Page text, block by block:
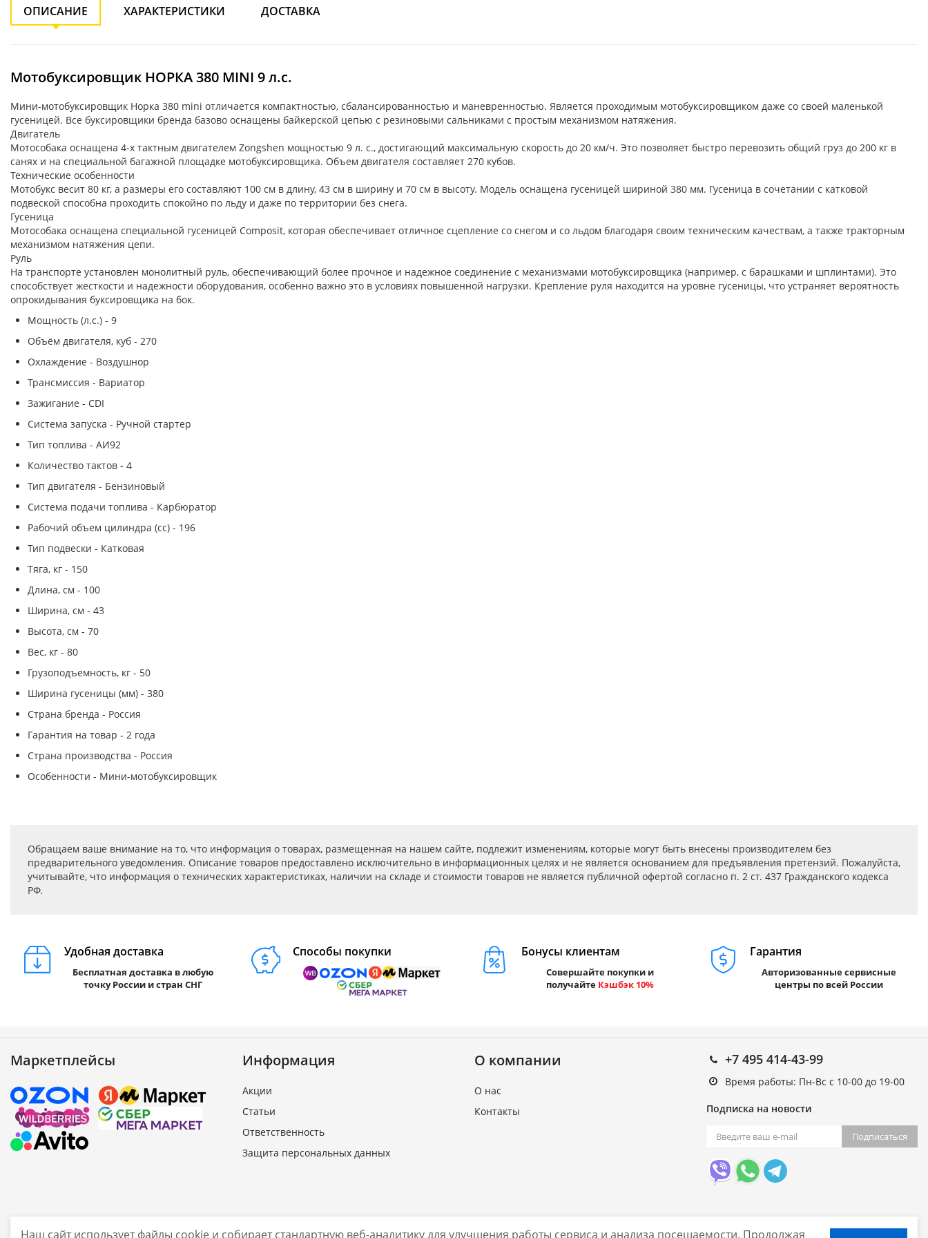
ОПИСАНИЕ ХАРАКТЕРИСТИКИ ДОСТАВКА
Мотобуксировщик НОРКА 380 MINI 9 л.с.
Мини-мотобуксировщик Норка 380 mini отличается компактностью, сбалансированностью и маневренностью. Является проходимым мотобуксировщиком даже со своей маленькой
гусеницей. Все буксировщики бренда базово оснащены байкерской цепью с резиновыми сальниками с простым механизмом натяжения.
Двигатель
Мотособака оснащена 4-х тактным двигателем Zongshen мощностью 9 л. с., достигающий максимальную скорость до 20 км/ч. Это позволяет быстро перевозить общий груз до 200 кг в
санях и на специальной багажной площадке мотобуксировщика. Объем двигателя составляет 270 кубов.
Технические особенности
Мотобукс весит 80 кг, а размеры его составляют 100 см в длину, 43 см в ширину и 70 см в высоту. Модель оснащена гусеницей шириной 380 мм. Гусеница в сочетании с катковой
подвеской способна проходить спокойно по льду и даже по территории без снега.
Гусеница
Мотособака оснащена специальной гусеницей Composit, которая обеспечивает отличное сцепление со снегом и со льдом благодаря своим техническим качествам, а также тракторным
механизмом натяжения цепи.
Руль
На транспорте установлен монолитный руль, обеспечивающий более прочное и надежное соединение с механизмами мотобуксировщика (например, с барашками и шплинтами). Это
способствует жесткости и надежности оборудования, особенно важно это в условиях повышенной нагрузки. Крепление руля находится на уровне гусеницы, что устраняет вероятность
опрокидывания буксировщика на бок.
Мощность (л.с.) - 9
Объём двигателя, куб - 270
Охлаждение - Воздушнор
Трансмиссия - Вариатор
Зажигание - CDI
Система запуска - Ручной стартер
Тип топлива - АИ92
Количество тактов - 4
Тип двигателя - Бензиновый
Система подачи топлива - Карбюратор
Рабочий объем цилиндра (cc) - 196
Тип подвески - Катковая
Тяга, кг - 150
Длина, см - 100
Ширина, см - 43
Высота, см - 70
Вес, кг - 80
Грузоподъемность, кг - 50
Ширина гусеницы (мм) - 380
Страна бренда - Россия
Гарантия на товар - 2 года
Страна производства - Россия
Особенности - Мини-мотобуксировщик
Обращаем ваше внимание на то, что информация о товарах, размещенная на нашем сайте, подлежит изменениям, которые могут быть внесены производителем без
предварительного уведомления. Описание товаров предоставлено исключительно в информационных целях и не является основанием для предъявления претензий. Пожалуйста,
учитывайте, что информация о технических характеристиках, наличии на складе и стоимости товаров не является публичной офертой согласно п. 2 ст. 437 Гражданского кодекса
РФ.
Удобная доставка
Бесплатная доставка в любую
точку России и стран СНГ
Способы покупки Бонусы клиентам
Совершайте покупки и
получайте Кэшбэк 10%
Гарантия
Авторизованные сервисные
центры по всей России
Маркетплейсы Информация
Акции
Статьи
Ответственность
Защита персональных данных
О компании
О нас
Контакты
+7 495 414-43-99
Время работы: Пн-Вс с 10-00 до 19-00
Подписка на новости
Подписаться
Наш сайт использует файлы cookie и собирает стандартную веб-аналитику для улучшения работы сервиса и анализа посещаемости. Продолжая